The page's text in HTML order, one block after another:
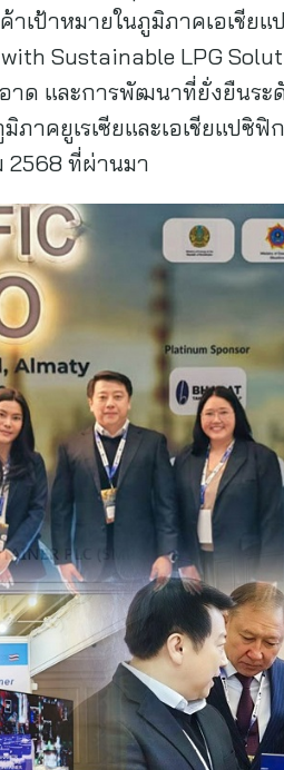
เป้าหมายในภูมิภาคเอเชีย
Sustainable LPG
าด และการพัฒนาที่ยั่งยืนร
าคยูเรเซียและเอเชียแปซิ
2568 ที่ผ่านมา